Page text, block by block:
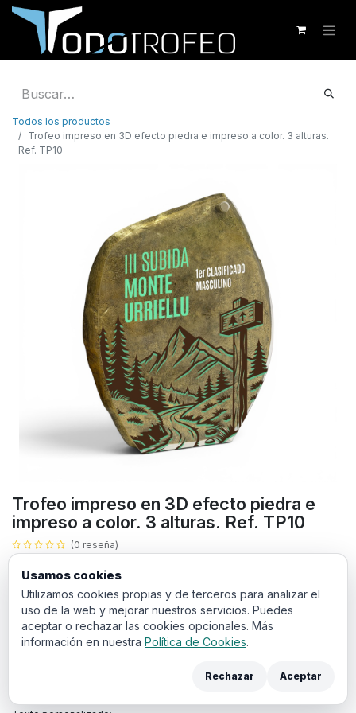
Todos los productos
Trofeo impreso en 3D efecto piedra e impreso a color. 3 alturas.
Ref. TP10
Trofeo impreso en 3D efecto piedra e
impreso a color. 3 alturas. Ref. TP10
(0 reseña)
eventos deportivos, empresariales o culturales.
Todos los productos con impresión a color llevan un sobre
coste de puesta en máquinade 20€. El cual debe añadir a la
cesta en la siguiente pantalla de compra.
Puedes añadir los archivos de diseño y anotaciones para sus trofeos
Usamos cookies
Utilizamos cookies propias y de terceros para analizar el
uso de la web y mejorar nuestros servicios. Puedes
aceptar o rechazar las cookies opcionales. Más
información en nuestra Política de Cookies.
Rechazar Aceptar